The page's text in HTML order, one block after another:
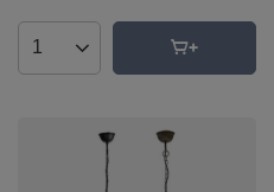
Ilość produktów